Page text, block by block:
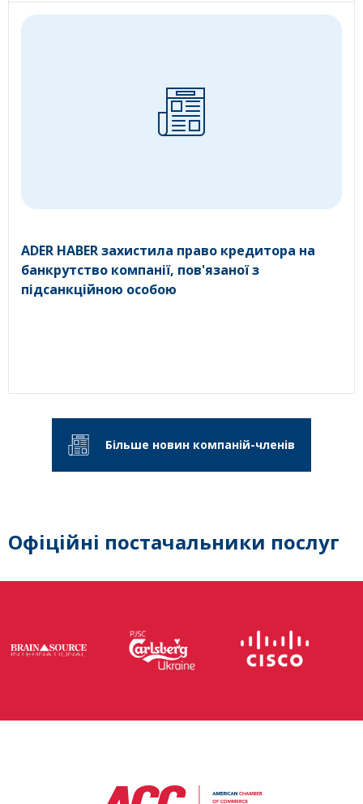
ADER HABER захистила право кредитора на
банкрутство компанії, пов'язаної з
підсанкційною особою
Більше новин компаній-членів
Офіційні постачальники послуг